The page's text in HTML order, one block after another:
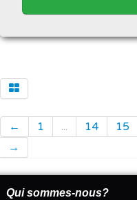
← 1 ... 14 15
→
Qui sommes-nous?